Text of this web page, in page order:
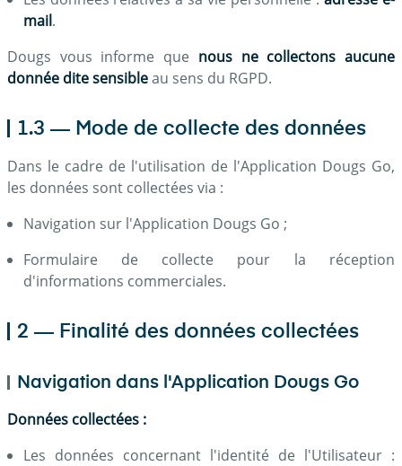
mail.
Dougs vous informe que nous ne collectons aucune
donnée dite sensibleau sens du RGPD.
1.3 — Mode de collecte des données
Dans le cadre de l'utilisation de l'Application Dougs Go,
les données sont collectées via :
Navigation sur l'Application Dougs Go ;
Formulaire de collecte pour la réception
d'informations commerciales.
2 — Finalité des données collectées
Navigation dans l'Application Dougs Go
Données collectées :
Les données concernant l'identité de l'Utilisateur :